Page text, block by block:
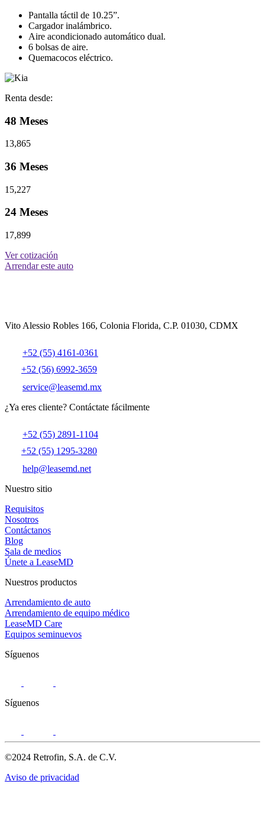
Pantalla táctil de 10.25”.
Cargador inalámbrico.
Aire acondicionado automático dual.
6 bolsas de aire.
Quemacocos eléctrico.
Renta desde:
48 Meses
13,865
36 Meses
15,227
24 Meses
17,899
Ver cotización
Arrendar este auto
Vito Alessio Robles 166, Colonia Florida, C.P. 01030, CDMX
+52 (55) 4161-0361
+52 (56) 6992-3659
service@leasemd.mx
¿Ya eres cliente? Contáctate fácilmente
+52 (55) 2891-1104
+52 (55) 1295-3280
help@leasemd.net
Nuestro sitio
Requisitos
Nosotros
Contáctanos
Blog
Sala de medios
Únete a LeaseMD
Nuestros productos
Arrendamiento de auto
Arrendamiento de equipo médico
LeaseMD Care
Equipos seminuevos
Síguenos
Síguenos
©2024 Retrofin, S.A. de C.V.
Aviso de privacidad